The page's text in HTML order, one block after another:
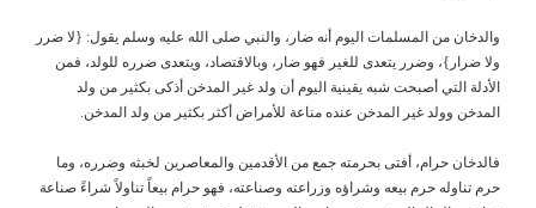
والدخان من المسلمات اليوم أنه ضار، والنبي صلى الله عليه وسلم يقول: {لا ضرر
ولا ضرار}، وضرر يتعدى للغير فهو ضار، وبالاقتصاد، ويتعدى ضرره للولد، فمن
الأدلة التي أصبحت شبه يقينية اليوم أن ولد غير المدخن أذكى بكثير من ولد
المدخن وولد غير المدخن عنده مناعة للأمراض أكثر بكثير من ولد المدخن.
فالدخان حرام، أفتى بحرمته جمع من الأقدمين والمعاصرين لخبثه وضرره، وما
حرم تناوله حرم بيعه وشراؤه وزراعته وصناعته، فهو حرام بيعاً تناولاً شراءً صناعة